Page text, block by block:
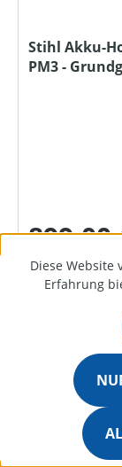
Stihl Akku-
PM3 -
899,00
Diese Website
Erfahrung